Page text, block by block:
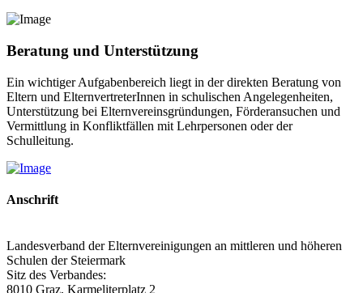
Beratung und Unterstützung
Ein wichtiger Aufgabenbereich liegt in der direkten Beratung von
Eltern und ElternvertreterInnen in schulischen Angelegenheiten,
Unterstützung bei Elternvereinsgründungen, Förderansuchen und
Vermittlung in Konfliktfällen mit Lehrpersonen oder der
Schulleitung.
Anschrift
Landesverband der Elternvereinigungen an mittleren und höheren
Schulen der Steiermark
Sitz des Verbandes:
8010 Graz, Karmeliterplatz 2